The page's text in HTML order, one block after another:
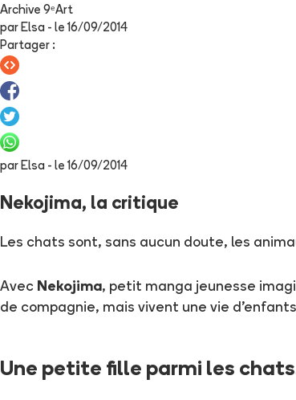
Archive 9ᵉArt
par Elsa - le 16/09/2014
Partager :
par Elsa - le 16/09/2014
Nekojima, la critique
Les chats sont, sans aucun doute, les
Avec Nekojima, petit manga jeunesse
de compagnie, mais vivent une vie
Une petite fille parmi les